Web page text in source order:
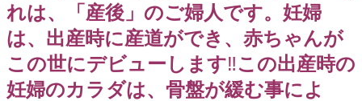
れは、「産後」のご婦人です。妊婦
は、出産時に産道ができ、赤ちゃんが
この世にデビューします‼️この出産時の
妊婦のカラダは、骨盤が緩む事によ